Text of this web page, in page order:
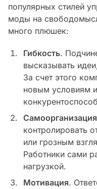
популярных стилей
моды на
много плюшек:
Гибкость.
высказывать
За счет этого
новым условиям
Самоорганизация
контролировать
или грозным
Работники сами
нагрузкой.
Мотивация.